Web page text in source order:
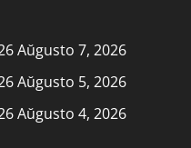
Aŭgusto 7, 2026
Aŭgusto 5, 2026
Aŭgusto 4, 2026